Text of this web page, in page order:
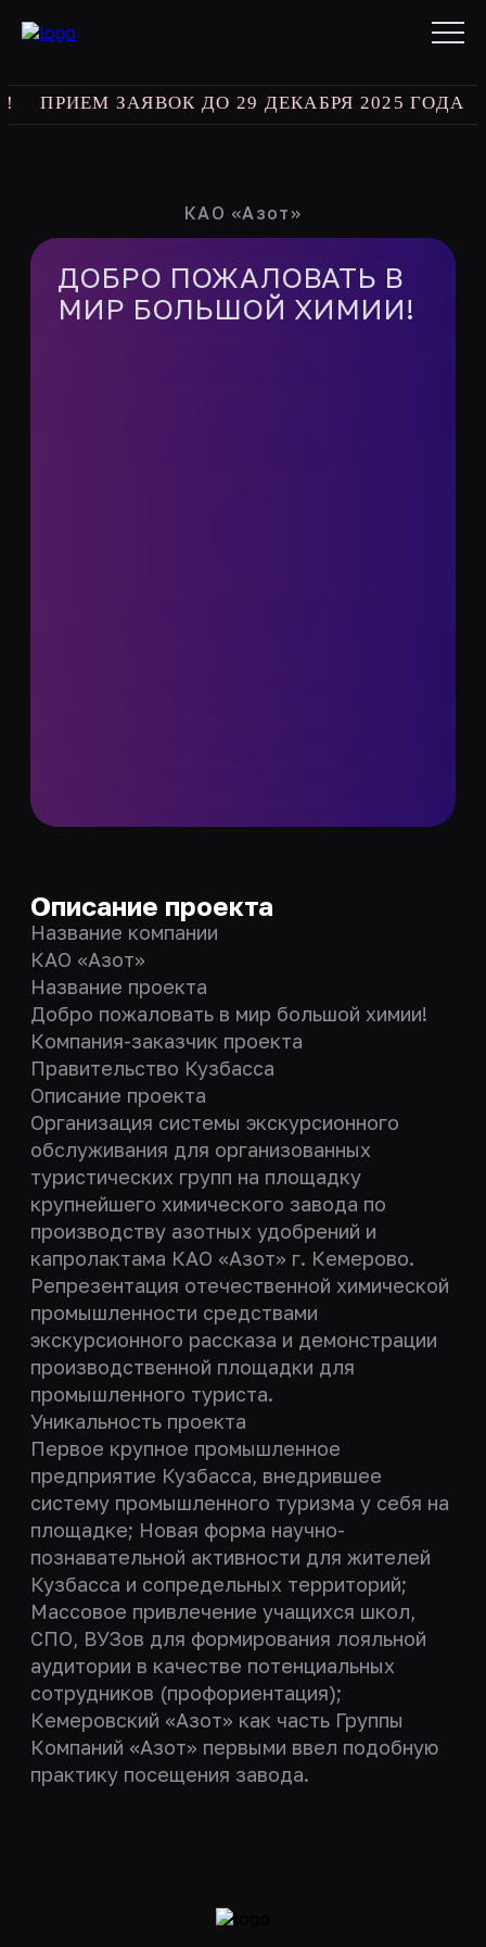
ЗАЯВОК ДО 29 ДЕКАБРЯ 2025 ГОДА
КАО «Азот»
ДОБРО ПОЖАЛОВАТЬ В
МИР БОЛЬШОЙ ХИМИИ!
Описание проекта
Название компании
КАО «Азот»
Название проекта
Добро пожаловать в мир большой химии!
Компания-заказчик проекта
Правительство Кузбасса
Описание проекта
Организация системы экскурсионного
обслуживания для организованных
туристических групп на площадку
крупнейшего химического завода по
производству азотных удобрений и
капролактама КАО «Азот» г. Кемерово.
Репрезентация отечественной химической
промышленности средствами
экскурсионного рассказа и демонстрации
производственной площадки для
промышленного туриста.
Уникальность проекта
Первое крупное промышленное
предприятие Кузбасса, внедрившее
систему промышленного туризма у себя на
площадке; Новая форма научно-
познавательной активности для жителей
Кузбасса и сопредельных территорий;
Массовое привлечение учащихся школ,
СПО, ВУЗов для формирования лояльной
аудитории в качестве потенциальных
сотрудников (профориентация);
Кемеровский «Азот» как часть Группы
Компаний «Азот» первыми ввел подобную
практику посещения завода.